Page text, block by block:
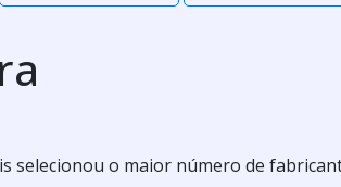
selecionou o maior número de